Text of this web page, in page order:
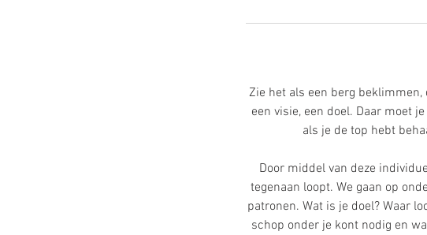
Zie het als een berg
een visie, een doel. Daar moet
als je de top hebt
Door middel van deze
tegenaan loopt. We gaan op
patronen. Wat is je doel? Waar
schop onder je kont nodig en